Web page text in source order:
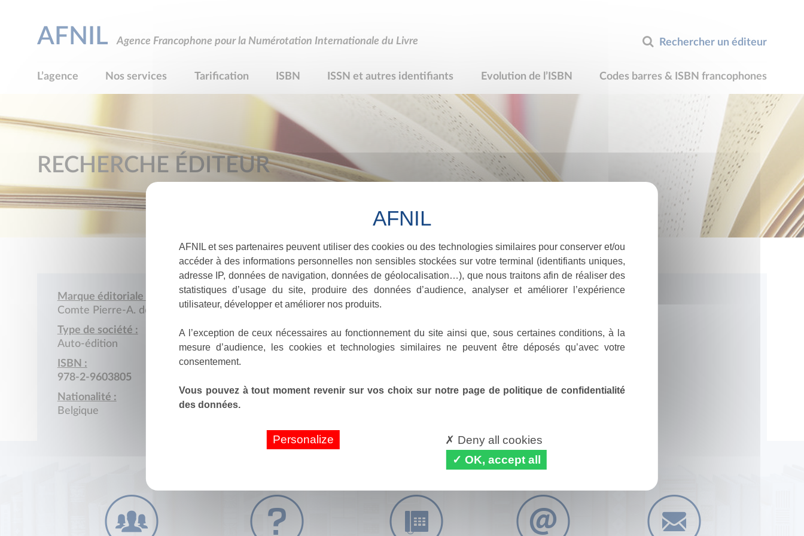
Rechercher un éditeur
AFNIL Agence Francophone pour la Numérotation Internationale du Livre
L’agence Nos services Tarification ISBN ISSN et autres identifiants Evolution de l’ISBN Codes barres & ISBN francophones
RECHERCHE ÉDITEUR
Marque éditoriale :
Comte Pierre-A. de Lannoy
Type de société :
Auto-édition
ISBN :
978-2-9603805
Nationalité :
Belgique
AFNIL et ses partenaires peuvent utiliser des cookies ou des technologies similaires pour conserver et/ou
accéder à des informations personnelles non sensibles stockées sur votre terminal (identifiants uniques,
adresse IP, données de navigation, données de géolocalisation…), que nous traitons afin de réaliser des
statistiques d’usage du site, produire des données d’audience, analyser et améliorer l’expérience
utilisateur, développer et améliorer nos produits.
A l’exception de ceux nécessaires au fonctionnement du site ainsi que, sous certaines conditions, à la
mesure d’audience, les cookies et technologies similaires ne peuvent être déposés qu’avec votre
consentement.
Vous pouvez à tout moment revenir sur vos choix sur notre page de politique de confidentialité
des données.
Personalize
Deny all cookies
OK, accept all